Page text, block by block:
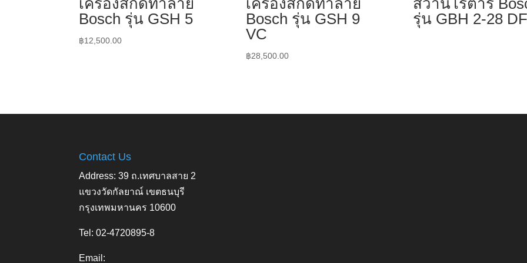
เครื่องสกัดทำลาย
Bosch รุ่น GSH 5
฿12,500.00
เครื่องสกัดทำลาย
Bosch รุ่น GSH 9
VC
฿28,500.00
สว่านโรตารี่
รุ่น GBH 2-28
Contact Us
Address: 39 ถ.เทศบาลสาย 2
แขวงวัดกัลยาณ์ เขตธนบุรี
กรุงเทพมหานคร 10600
Tel: 02-4720895-8
Email: